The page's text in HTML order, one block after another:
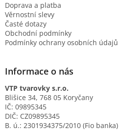
Doprava a platba
Věrnostní slevy
Časté dotazy
Obchodní podmínky
Podmínky ochrany osobních údajů
Informace o nás
VTP tvarovky s.r.o.
Blišice 34, 768 05 Koryčany
IČ: 09895345
DIČ: CZ09895345
B. ú.: 2301934375/2010 (Fio banka)